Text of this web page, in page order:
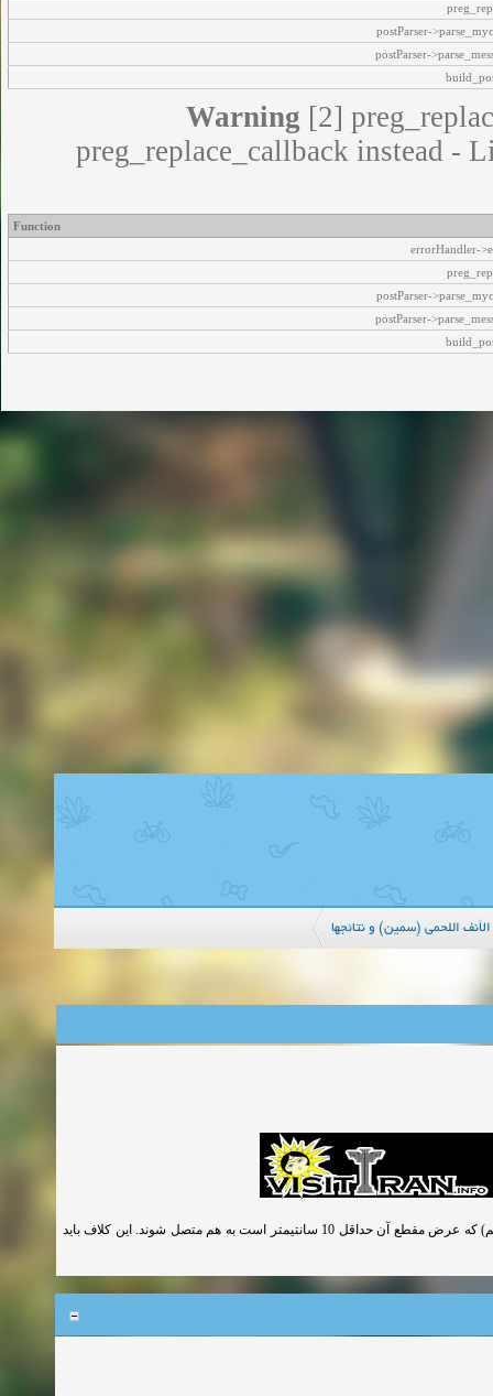
postParser-
postParser-
Warning [2]
preg_replace_callback instead -
Function
errorHandler-
postParser-
postParser-
اللحمی (سمین) و نتائجها
در صورت تجاوز دهانه تیرچه ها از 4 متر باید تیرچه ها بوسیله یک کلاف عرضی (تای بیم) که عرض مقطع آن حداقل 10 سانتیمتر است به هم متصل شوند. این کلاف باید